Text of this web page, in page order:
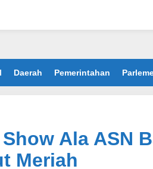
Daerah Pemerintahan
Ala ASN
Meriah